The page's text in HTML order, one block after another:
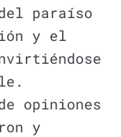
paraíso
y el
opiniones
y